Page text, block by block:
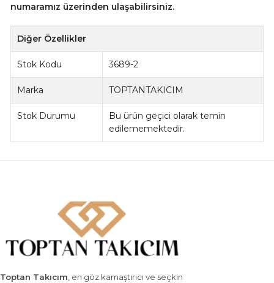
numaramız üzerinden ulaşabilirsiniz.
Diğer Özellikler
Stok Kodu 3689-2
Marka TOPTANTAKICIM
Stok Durumu
Bu ürün geçici olarak temin
edilememektedir.
Toptan Takıcım, en göz kamaştırıcı ve seçkin